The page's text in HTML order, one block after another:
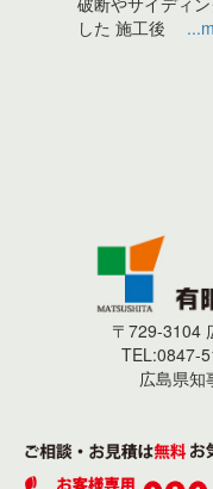
した 施工後
〒729-3104
TEL:0847-
広島県知